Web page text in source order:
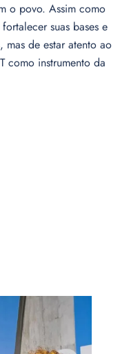
o povo. Assim como
suas bases e
mas de estar atento ao
como instrumento da